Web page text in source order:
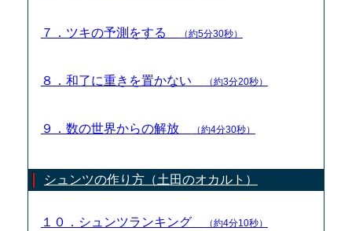
７．ツキの予測をする （約5分30秒）
８．和了に重きを置かない （約3分20秒）
９．数の世界からの解放 （約4分30秒）
シュンツの作り方（土田のオカルト）
１０．シュンツランキング （約4分10秒）